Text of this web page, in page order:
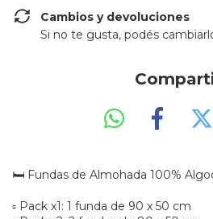
Cambios y devoluciones
Si no te gusta, podés
🛏️ Fundas de Almohada 100%
▫️ Pack x1: 1 funda de 90 x 50 cm